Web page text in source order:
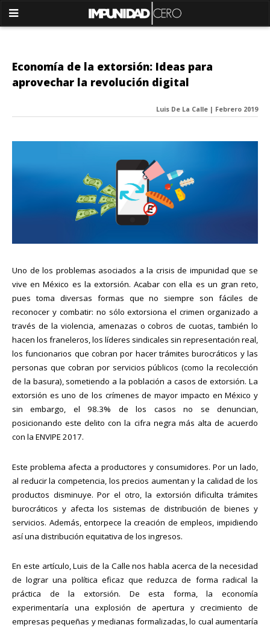
Economía de la extorsión: Ideas para
aprovechar la revolución digital
Luis De La Calle | Febrero 2019
Uno de los problemas asociados a la crisis de impunidad que se
vive en México es la extorsión. Acabar con ella es un gran reto,
pues toma diversas formas que no siempre son fáciles de
reconocer y combatir: no sólo extorsiona el crimen organizado a
través de la violencia, amenazas o cobros de cuotas, también lo
hacen los franeleros, los líderes sindicales sin representación real,
los funcionarios que cobran por hacer trámites burocráticos y las
personas que cobran por servicios públicos (como la recolección
de la basura), sometiendo a la población a casos de extorsión. La
extorsión es uno de los crímenes de mayor impacto en México y
sin embargo, el 98.3% de los casos no se denuncian,
posicionando este delito con la cifra negra más alta de acuerdo
con la ENVIPE 2017.
Este problema afecta a productores y consumidores. Por un lado,
al reducir la competencia, los precios aumentan y la calidad de los
productos disminuye. Por el otro, la extorsión dificulta trámites
burocráticos y afecta los sistemas de distribución de bienes y
servicios. Además, entorpece la creación de empleos, impidiendo
así una distribución equitativa de los ingresos.
En este artículo, Luis de la Calle nos habla acerca de la necesidad
de lograr una política eficaz que reduzca de forma radical la
práctica de la extorsión. De esta forma, la economía
experimentaría una explosión de apertura y crecimiento de
empresas pequeñas y medianas formalizadas, lo cual aumentaría